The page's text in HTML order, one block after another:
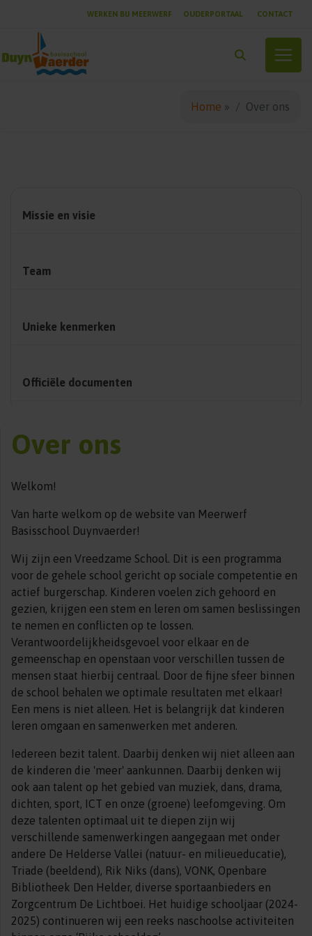
WERKEN BIJ MEERWERF OUDERPORTAAL CONTACT
Home » Over ons
Missie en visie
Team
Unieke kenmerken
Officiële documenten
Over ons
Welkom!
Van harte welkom op de website van Meerwerf
Basisschool Duynvaerder!
Wij zijn een Vreedzame School. Dit is een programma
voor de gehele school gericht op sociale competentie en
actief burgerschap. Kinderen voelen zich gehoord en
gezien, krijgen een stem en leren om samen beslissingen
te nemen en conflicten op te lossen.
Verantwoordelijkheidsgevoel voor elkaar en de
gemeenschap en openstaan voor verschillen tussen de
mensen staat hierbij centraal. Door de fijne sfeer binnen
de school behalen we optimale resultaten met elkaar!
Een mens is niet alleen. Het is belangrijk dat kinderen
leren omgaan en samenwerken met anderen.
Iedereen bezit talent. Daarbij denken wij niet alleen aan
de kinderen die 'meer' aankunnen. Daarbij denken wij
ook aan talent op het gebied van muziek, dans, drama,
dichten, sport, ICT en onze (groene) leefomgeving. Om
deze talenten optimaal uit te diepen zijn wij
verschillende samenwerkingen aangegaan met onder
andere De Helderse Vallei (natuur- en milieueducatie),
Triade (beeldend), Rik Niks (dans), VONK, Openbare
Bibliotheek Den Helder, diverse sportaanbieders en
Zorgcentrum De Lichtboei. Het huidige schooljaar (2024-
2025) continueren wij een reeks naschoolse activiteiten